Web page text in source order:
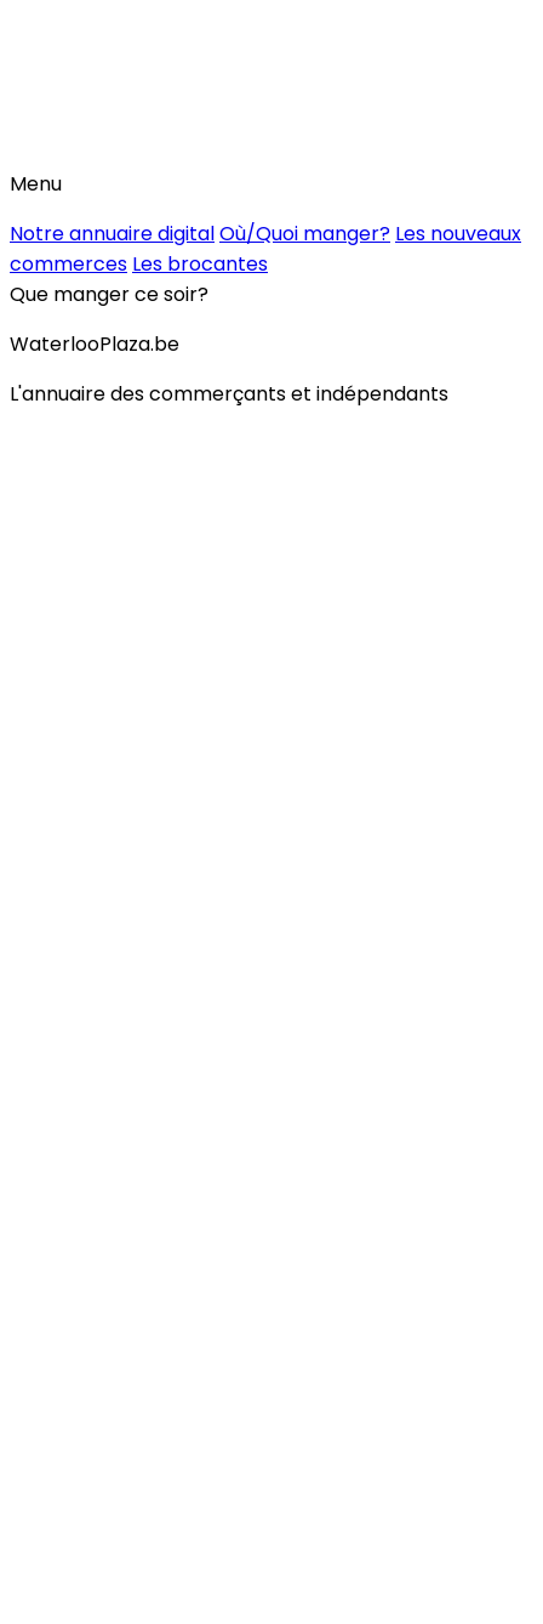
Menu
Notre annuaire digitalOù/Quoi manger? Les nouveaux
commerces Les brocantes
Que manger ce soir?
WaterlooPlaza.be
L'annuaire des commerçants et indépendants